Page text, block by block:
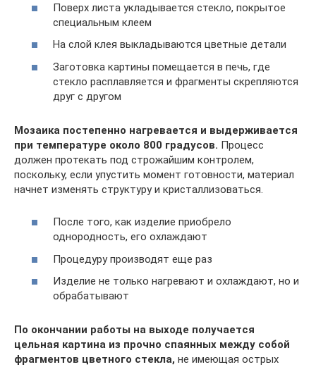
Поверх листа укладывается стекло, покрытое
специальным клеем
На слой клея выкладываются цветные детали
Заготовка картины помещается в печь, где
стекло расплавляется и фрагменты скрепляются
друг с другом
Мозаика постепенно нагревается и выдерживается
при температуре около 800 градусов. Процесс
должен протекать под строжайшим контролем,
поскольку, если упустить момент готовности, материал
начнет изменять структуру и кристаллизоваться.
После того, как изделие приобрело
однородность, его охлаждают
Процедуру производят еще раз
Изделие не только нагревают и охлаждают, но и
обрабатывают
По окончании работы на выходе получается
цельная картина из прочно спаянных между собой
фрагментов цветного стекла, не имеющая острых